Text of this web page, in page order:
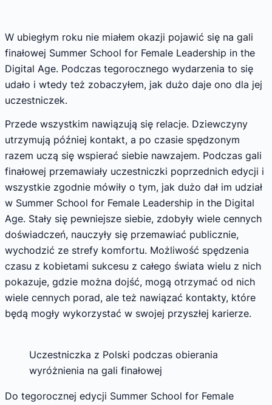
W ubiegłym roku nie miałem okazji pojawić się na gali
finałowej Summer School for Female Leadership in the
Digital Age. Podczas tegorocznego wydarzenia to się
udało i wtedy też zobaczyłem, jak dużo daje ono dla jej
uczestniczek.
Przede wszystkim nawiązują się relacje. Dziewczyny
utrzymują później kontakt, a po czasie spędzonym
razem uczą się wspierać siebie nawzajem. Podczas gali
finałowej przemawiały uczestniczki poprzednich edycji i
wszystkie zgodnie mówiły o tym, jak dużo dał im udział
w Summer School for Female Leadership in the Digital
Age. Stały się pewniejsze siebie, zdobyły wiele cennych
doświadczeń, nauczyły się przemawiać publicznie,
wychodzić ze strefy komfortu. Możliwość spędzenia
czasu z kobietami sukcesu z całego świata wielu z nich
pokazuje, gdzie można dojść, mogą otrzymać od nich
wiele cennych porad, ale też nawiązać kontakty, które
będą mogły wykorzystać w swojej przyszłej karierze.
Uczestniczka z Polski podczas obierania
wyróżnienia na gali finałowej
Do tegorocznej edycji Summer School for Female